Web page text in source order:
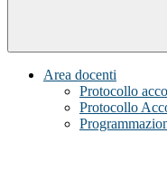
Area docenti
Protocollo
Protocollo